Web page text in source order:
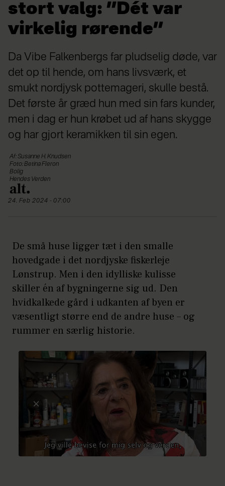
stort valg: ”Dét var
virkelig rørende”
Da Vibe Falkenbergs far pludselig døde, var
det op til hende, om hans livsværk, et
smukt nordjysk pottemageri, skulle bestå.
Det første år græd hun med sin fars kunder,
men i dag er hun krøbet ud af hans skygge
og har gjort keramikken til sin egen.
Af: Susanne H. Knudsen
Foto: Betina Fleron
Bolig
Hendes Verden
24. Feb 2024 - 07:00
De små huse ligger tæt i den smalle
hovedgade i det nordjyske fiskerleje
Lønstrup. Men i den idylliske kulisse
skiller én af bygningerne sig ud. Den
hvidkalkede gård i udkanten af byen er
væsentligt større end de andre huse – og
rummer en særlig historie.